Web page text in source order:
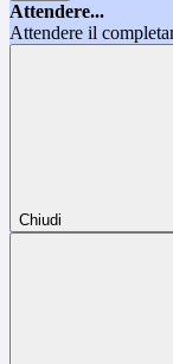
Attendere...
Attendere il
Chiudi